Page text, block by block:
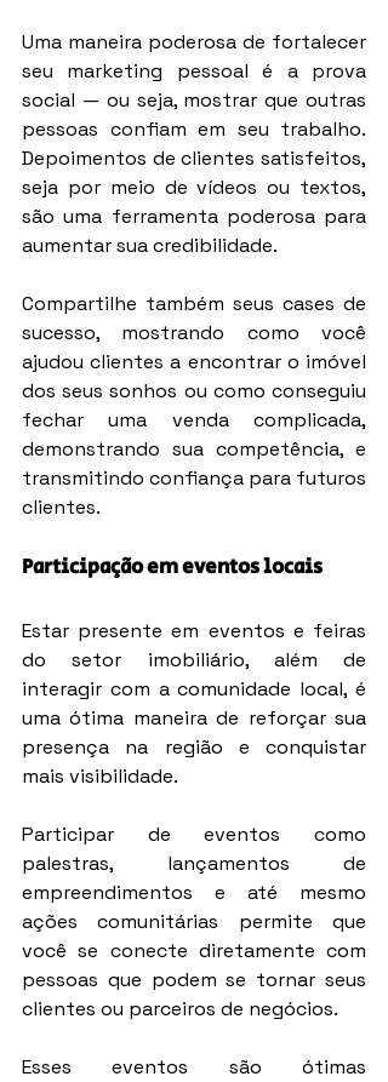
Uma maneira poderosa de fortalecer
seu marketing pessoal é a prova
social — ou seja, mostrar que outras
pessoas confiam em seu trabalho.
Depoimentos de clientes satisfeitos,
seja por meio de vídeos ou textos,
são uma ferramenta poderosa para
aumentar sua credibilidade.
Compartilhe também seus cases de
sucesso, mostrando como você
ajudou clientes a encontrar o imóvel
dos seus sonhos ou como conseguiu
fechar uma venda complicada,
demonstrando sua competência, e
transmitindo confiança para futuros
clientes.
Participação em eventos locais
Estar presente em eventos e feiras
do setor imobiliário, além de
interagir com a comunidade local, é
uma ótima maneira de reforçar sua
presença na região e conquistar
mais visibilidade.
Participar de eventos como
palestras, lançamentos de
empreendimentos e até mesmo
ações comunitárias permite que
você se conecte diretamente com
pessoas que podem se tornar seus
clientes ou parceiros de negócios.
Esses eventos são ótimas